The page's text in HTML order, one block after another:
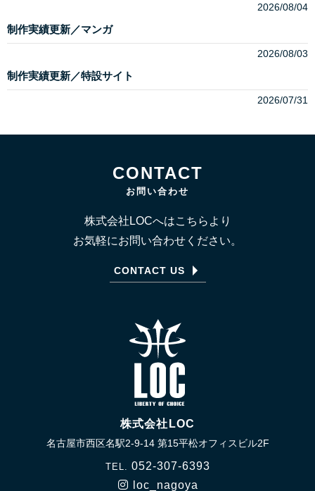
2026/08/04
制作実績更新／マンガ
2026/08/03
制作実績更新／特設サイト
2026/07/31
CONTACT
お問い合わせ
株式会社LOCへはこちらより
お気軽にお問い合わせください。
CONTACT US
株式会社LOC
名古屋市西区名駅2-9-14 第15平松オフィスビル2F
TEL.
052-307-6393
loc_nagoya